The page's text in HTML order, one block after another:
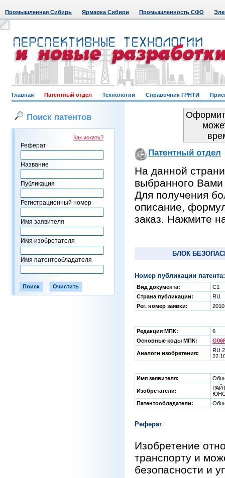
Промышленная Сибирь Ярмарка Сибири Промышленность СФО
Главная Патентный отдел Технологии Справочник ГРНТИ
Поиск патентов
Как искать?
Реферат
Название
Публикация
Регистрационный номер
Имя заявителя
Имя изобретателя
Имя патентообладателя
Патентный отдел
На данной
выбранного Вами
Для получения
описание,
заказ. Нажмите
БЛОК
Номер публикации
Вид документа:
C1
Страна публикации:
RU
Рег. номер заявки:
Редакция МПК:
6
Основные коды МПК:
Аналоги изобретения:
RU
Имя заявителя:
Изобретатели:
Патентообладатели:
Реферат
Изобретение
транспорту и
безопасности и